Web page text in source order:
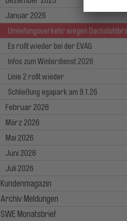
Januar 2026
Umleitungsverkehr wegen
Es rollt wieder bei der EVAG
Infos zum Winterdienst 2026
Linie 2 rollt wieder
Schließung egapark am 9.1.26
Februar 2026
März 2026
Mai 2026
Juni 2026
Juli 2026
Kundenmagazin
Archiv Meldungen
SWE Monatsbrief